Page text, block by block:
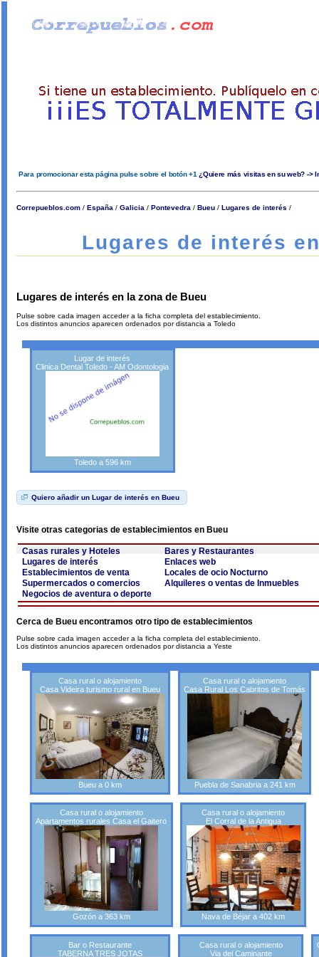
Para promocionar esta página pulse sobre el botón +1 ¿Quiere más visitas en su web? ->
Correpueblos.com / España / Galicia / Pontevedra / Bueu / Lugares de interés /
Lugares de interés
Lugares de interés en la zona de Bueu
Pulse sobre cada imagen acceder a la ficha completa del establecimiento.
Los distintos anuncios aparecen ordenados por distancia a Toledo
Lugar de interés
Clinica Dental Toledo - AM Odontologia
Toledo a 596 km
Quiero añadir un Lugar de interés en Bueu
Visite otras categorias de establecimientos en Bueu
Casas rurales y Hoteles
Bares y Restaurantes
Lugares de interés
Enlaces web
Establecimientos de venta
Locales de ocio Nocturno
Supermercados o comercios
Alquileres o ventas de Inmuebles
Negocios de aventura o deporte
Cerca de Bueu encontramos otro tipo de establecimientos
Pulse sobre cada imagen acceder a la ficha completa del establecimiento.
Los distintos anuncios aparecen ordenados por distancia a Yeste
Casa rural o alojamiento
Casa Videira turismo rural en Bueu
Bueu a 0 km
Casa rural o alojamiento
Casa Rural Los Cabritos de Tomás
Puebla de Sanabria a 241 km
Casa rural o alojamiento
Apartamentos rurales Casa el Gaitero
Gozón a 363 km
Casa rural o alojamiento
El Corral de la Antigua
Nava de Béjar a 402 km
Bar o Restaurante
TABERNA TRES JOTAS
Casa rural o alojamiento
Via del Caminante